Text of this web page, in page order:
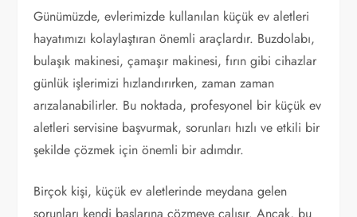
Günümüzde, evlerimizde kullanılan küçük ev aletleri
hayatımızı kolaylaştıran önemli araçlardır. Buzdolabı,
bulaşık makinesi, çamaşır makinesi, fırın gibi cihazlar
günlük işlerimizi hızlandırırken, zaman zaman
arızalanabilirler. Bu noktada, profesyonel bir küçük ev
aletleri servisine başvurmak, sorunları hızlı ve etkili bir
şekilde çözmek için önemli bir adımdır.
Birçok kişi, küçük ev aletlerinde meydana gelen